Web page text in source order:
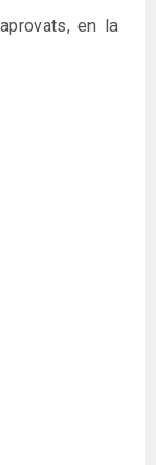
en la